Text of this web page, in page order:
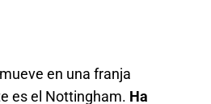
en una franja
es el Nottingham. Ha